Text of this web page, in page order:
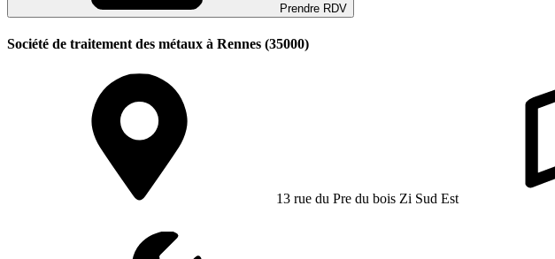
Prendre RDV
Société de traitement des métaux à Rennes (35000)
13 rue du Pre du bois Zi Sud Est